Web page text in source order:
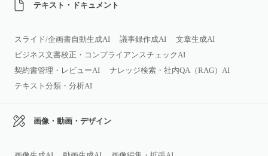
テキスト・ドキュメント
スライド/企画書自動生成AI 議事録作成AI
文章生成AI
ビジネス文書校正・コンプライアンスチェックAI
契約書管理・レビューAI
ナレッジ検索・社内QA（RAG）AI
テキスト分類・分析AI
画像・動画・デザイン